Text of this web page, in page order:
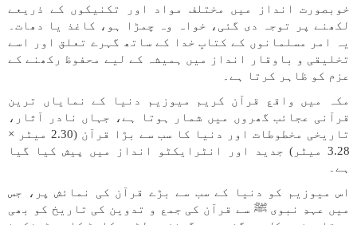
خوبصورت انداز میں مختلف مواد اور تکنیکوں کے ذریعے
لکھنے پر توجہ دی گئی، خواہ وہ چمڑا ہو، کاغذ یا دھات۔
یہ امر مسلمانوں کے کتابِ خدا کے ساتھ گہرے تعلق اور اسے
تخلیقی و باوقار انداز میں ہمیشہ کے لیے محفوظ رکھنے کے
عزم کو ظاہر کرتا ہے۔
مکہ میں واقع قرآن کریم میوزیم دنیا کے نمایاں ترین
قرآنی عجائب گھروں میں شمار ہوتا ہے، جہاں نادر آثار،
تاریخی مخطوطات اور دنیا کا سب سے بڑا قرآن (2.30 میٹر ×
3.28 میٹر) جدید اور انٹرایکٹو انداز میں پیش کیا گیا
ہے۔
اس میوزیم کو دنیا کے سب سے بڑے قرآن کی نمائش پر، جس
میں عہدِ نبوی ﷺ سے قرآن کی جمع و تدوین کی تاریخ کو بھی